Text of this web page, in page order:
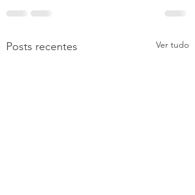
Posts recentes Ver tudo